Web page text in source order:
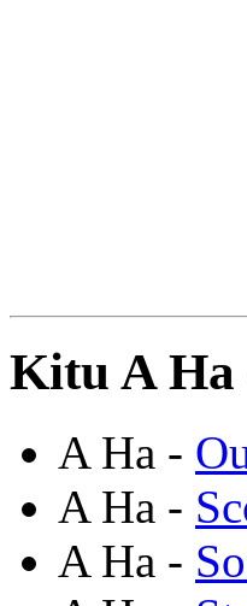
Kitu A Ha
A Ha -
A Ha -
A Ha -